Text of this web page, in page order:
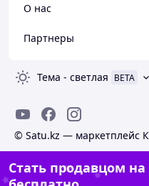
О нас
Партнеры
Тема - светлая BETA
© Satu.kz — маркетплейс
Стать продавцом на